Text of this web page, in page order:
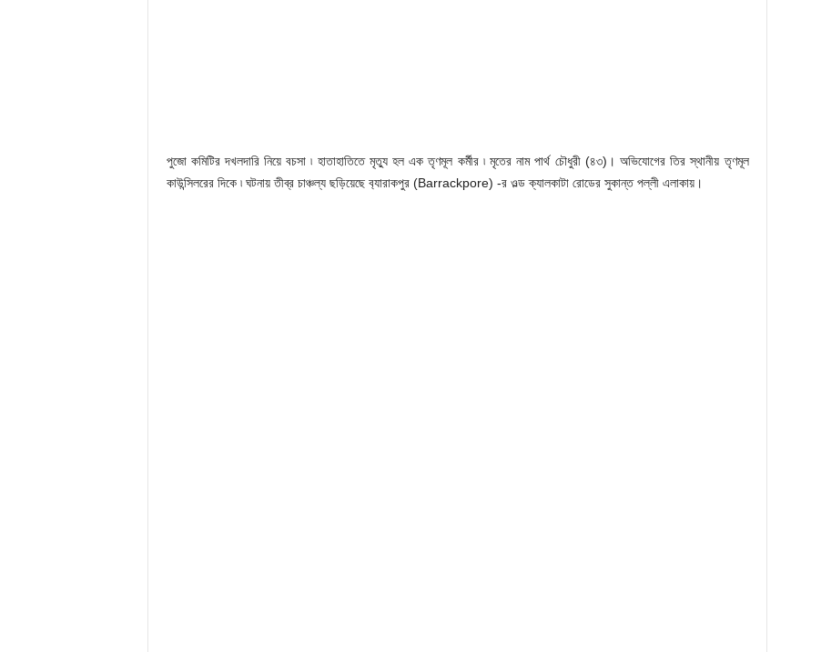
পুজো কমিটির দখলদারি নিয়ে বচসা ৷ হাতাহাতিতে মৃত্যু হল এক তৃণমূল কর্মীর ৷ মৃতের নাম পার্থ চৌধুরী (৪৩)। অভিযোগের তির স্থানীয় তৃণমূল
কাউন্সিলরের দিকে ৷ ঘটনায় তীব্র চাঞ্চল্য ছড়িয়েছে ব‍্যারাকপুর (Barrackpore) -র ওল্ড ক্যালকাটা রোডের সুকান্ত পল্লী এলাকায়।